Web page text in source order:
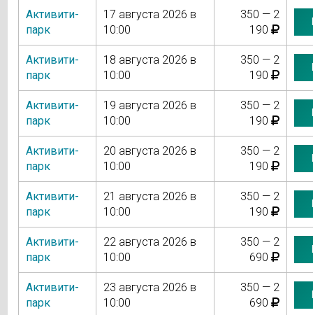
Активити-
парк
17 августа 2026 в
10:00
350 — 2
190
Активити-
парк
18 августа 2026 в
10:00
350 — 2
190
Активити-
парк
19 августа 2026 в
10:00
350 — 2
190
Активити-
парк
20 августа 2026 в
10:00
350 — 2
190
Активити-
парк
21 августа 2026 в
10:00
350 — 2
190
Активити-
парк
22 августа 2026 в
10:00
350 — 2
690
Активити-
парк
23 августа 2026 в
10:00
350 — 2
690